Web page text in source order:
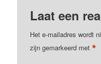
Laat een
Het e-mailadres wordt
zijn gemarkeerd met*